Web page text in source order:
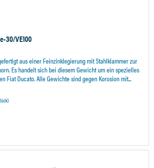
30/VE100
aus einer Feinzinklegierung mit Stahlklammer zur
Es handelt sich bei diesem Gewicht um ein spezielles
Fiat Ducato. Alle Gewichte sind gegen Korosion mit...